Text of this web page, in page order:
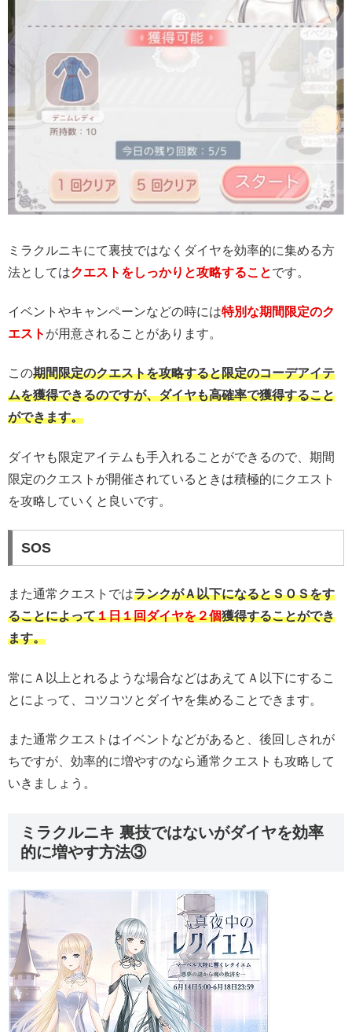
ミラクルニキにて裏技ではなくダイヤを効率的に集める方
法としてはクエストをしっかりと攻略することです。
イベントやキャンペーンなどの時には特別な期間限定のク
エスト が用意されることがあります。
この期間限定のクエストを攻略すると限定のコーデアイテ
ムを獲得できるのですが、ダイヤも高確率で獲得すること
ができます。
ダイヤも限定アイテムも手入れることができるので、期間
限定のクエストが開催されているときは積極的にクエスト
を攻略していくと良いです。
SOS
また通常クエストではランクがＡ以下になるとＳＯＳをす
ることによって１日１回ダイヤを２個獲得することができ
ます。
常にＡ以上とれるような場合などはあえてＡ以下にするこ
とによって、コツコツとダイヤを集めることできます。
また通常クエストはイベントなどがあると、後回しされが
ちですが、効率的に増やすのなら通常クエストも攻略して
いきましょう。
ミラクルニキ 裏技ではないがダイヤを効率
的に増やす方法③